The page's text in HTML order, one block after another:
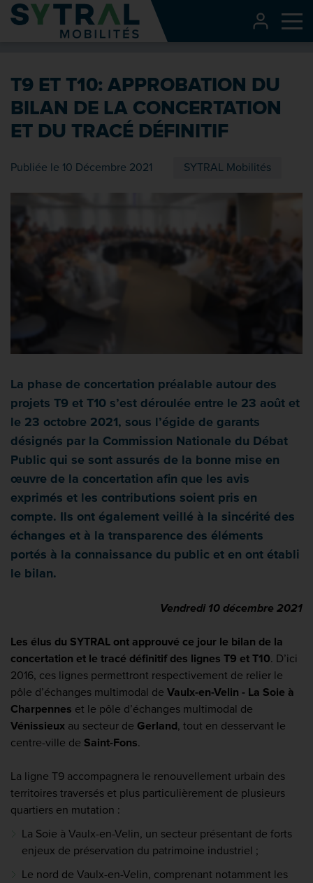
Contenu
Entête de page
Recherche
Pied de page
T9 ET T10: APPROBATION DU
BILAN DE LA CONCERTATION
ET DU TRACÉ DÉFINITIF
Publiée le 10 Décembre 2021 SYTRAL Mobilités
La phase de concertation préalable autour des
projets T9 et T10 s’est déroulée entre le 23 août et
le 23 octobre 2021, sous l’égide de garants
désignés par la Commission Nationale du Débat
Public qui se sont assurés de la bonne mise en
œuvre de la concertation afin que les avis
exprimés et les contributions soient pris en
compte. Ils ont également veillé à la sincérité des
échanges et à la transparence des éléments
portés à la connaissance du public et en ont établi
le bilan.
Vendredi 10 décembre 2021
Les élus du SYTRAL ont approuvé ce jour le bilan de la
concertation et le tracé définitif des lignes T9 et T10. D’ici
2016, ces lignes permettront respectivement de relier le
pôle d’échanges multimodal de Vaulx-en-Velin - La Soie à
Charpennes et le pôle d’échanges multimodal de
Vénissieux au secteur de Gerland, tout en desservant le
centre-ville de Saint-Fons.
La ligne T9 accompagnera le renouvellement urbain des
territoires traversés et plus particulièrement de plusieurs
quartiers en mutation :
La Soie à Vaulx-en-Velin, un secteur présentant de forts
enjeux de préservation du patrimoine industriel ;
Le nord de Vaulx-en-Velin, comprenant notamment les